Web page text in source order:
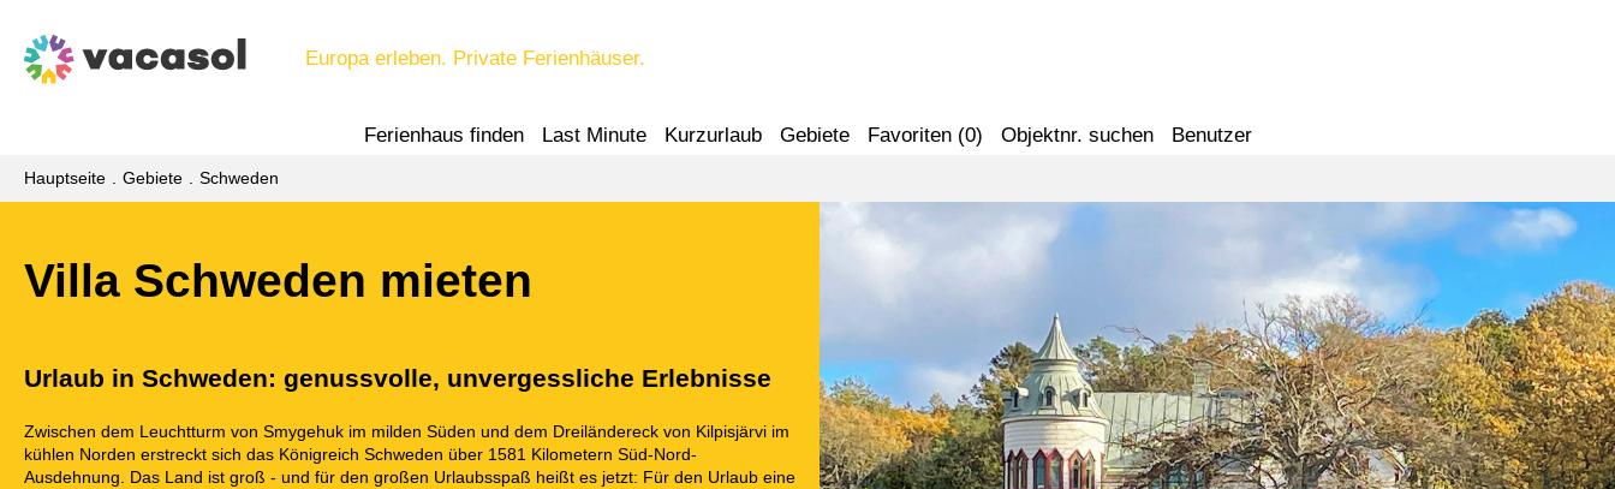
Europa erleben. Private Ferienhäuser.
Ferienhaus finden Last Minute Kurzurlaub Gebiete Favoriten (0) Objektnr. suchen Benutzer
Hauptseite Gebiete Schweden
Villa Schweden mieten
Urlaub in Schweden: genussvolle, unvergessliche Erlebnisse
Zwischen dem Leuchtturm von Smygehuk im milden Süden und dem Dreiländereck von Kilpisjärvi im
kühlen Norden erstreckt sich das Königreich Schweden über 1581 Kilometern Süd-Nord-
Ausdehnung. Das Land ist groß - und für den großen Urlaubsspaß heißt es jetzt: Für den Urlaub eine